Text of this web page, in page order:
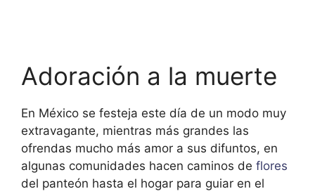
Adoración a la muerte
En México se festeja este día de un modo muy
extravagante, mientras más grandes las
ofrendas mucho más amor a sus difuntos, en
algunas comunidades hacen caminos de flores
del panteón hasta el hogar para guiar en el